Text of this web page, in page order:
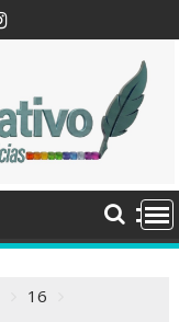
16